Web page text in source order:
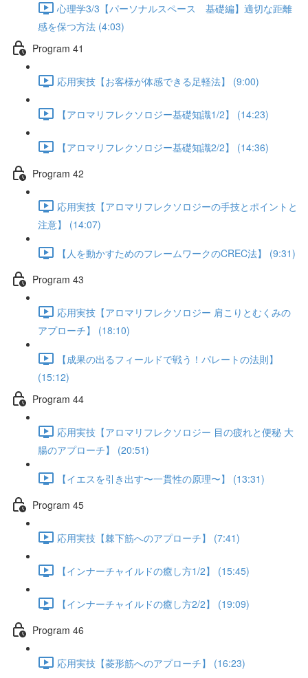
心理学3/3【パーソナルスペース 基礎編】適切な距離
感を保つ方法 (4:03)
Program 41
応用実技【お客様が体感できる足軽法】 (9:00)
【アロマリフレクソロジー基礎知識1/2】 (14:23)
【アロマリフレクソロジー基礎知識2/2】 (14:36)
Program 42
応用実技【アロマリフレクソロジーの手技とポイントと
注意】 (14:07)
【人を動かすためのフレームワークのCREC法】 (9:31)
Program 43
応用実技【アロマリフレクソロジー 肩こりとむくみの
アプローチ】 (18:10)
【成果の出るフィールドで戦う！パレートの法則】
(15:12)
Program 44
応用実技【アロマリフレクソロジー 目の疲れと便秘 大
腸のアプローチ】 (20:51)
【イエスを引き出す〜一貫性の原理〜】 (13:31)
Program 45
応用実技【棘下筋へのアプローチ】 (7:41)
【インナーチャイルドの癒し方1/2】 (15:45)
【インナーチャイルドの癒し方2/2】 (19:09)
Program 46
応用実技【菱形筋へのアプローチ】 (16:23)